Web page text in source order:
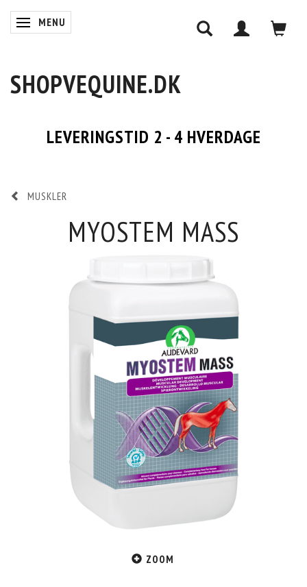
SKIFTE NAVIGATION
MENU
SHOPVEQUINE.DK
LEVERINGSTID 2 - 4 HVERDAGE
MUSKLER
MYOSTEM MASS
ZOOM